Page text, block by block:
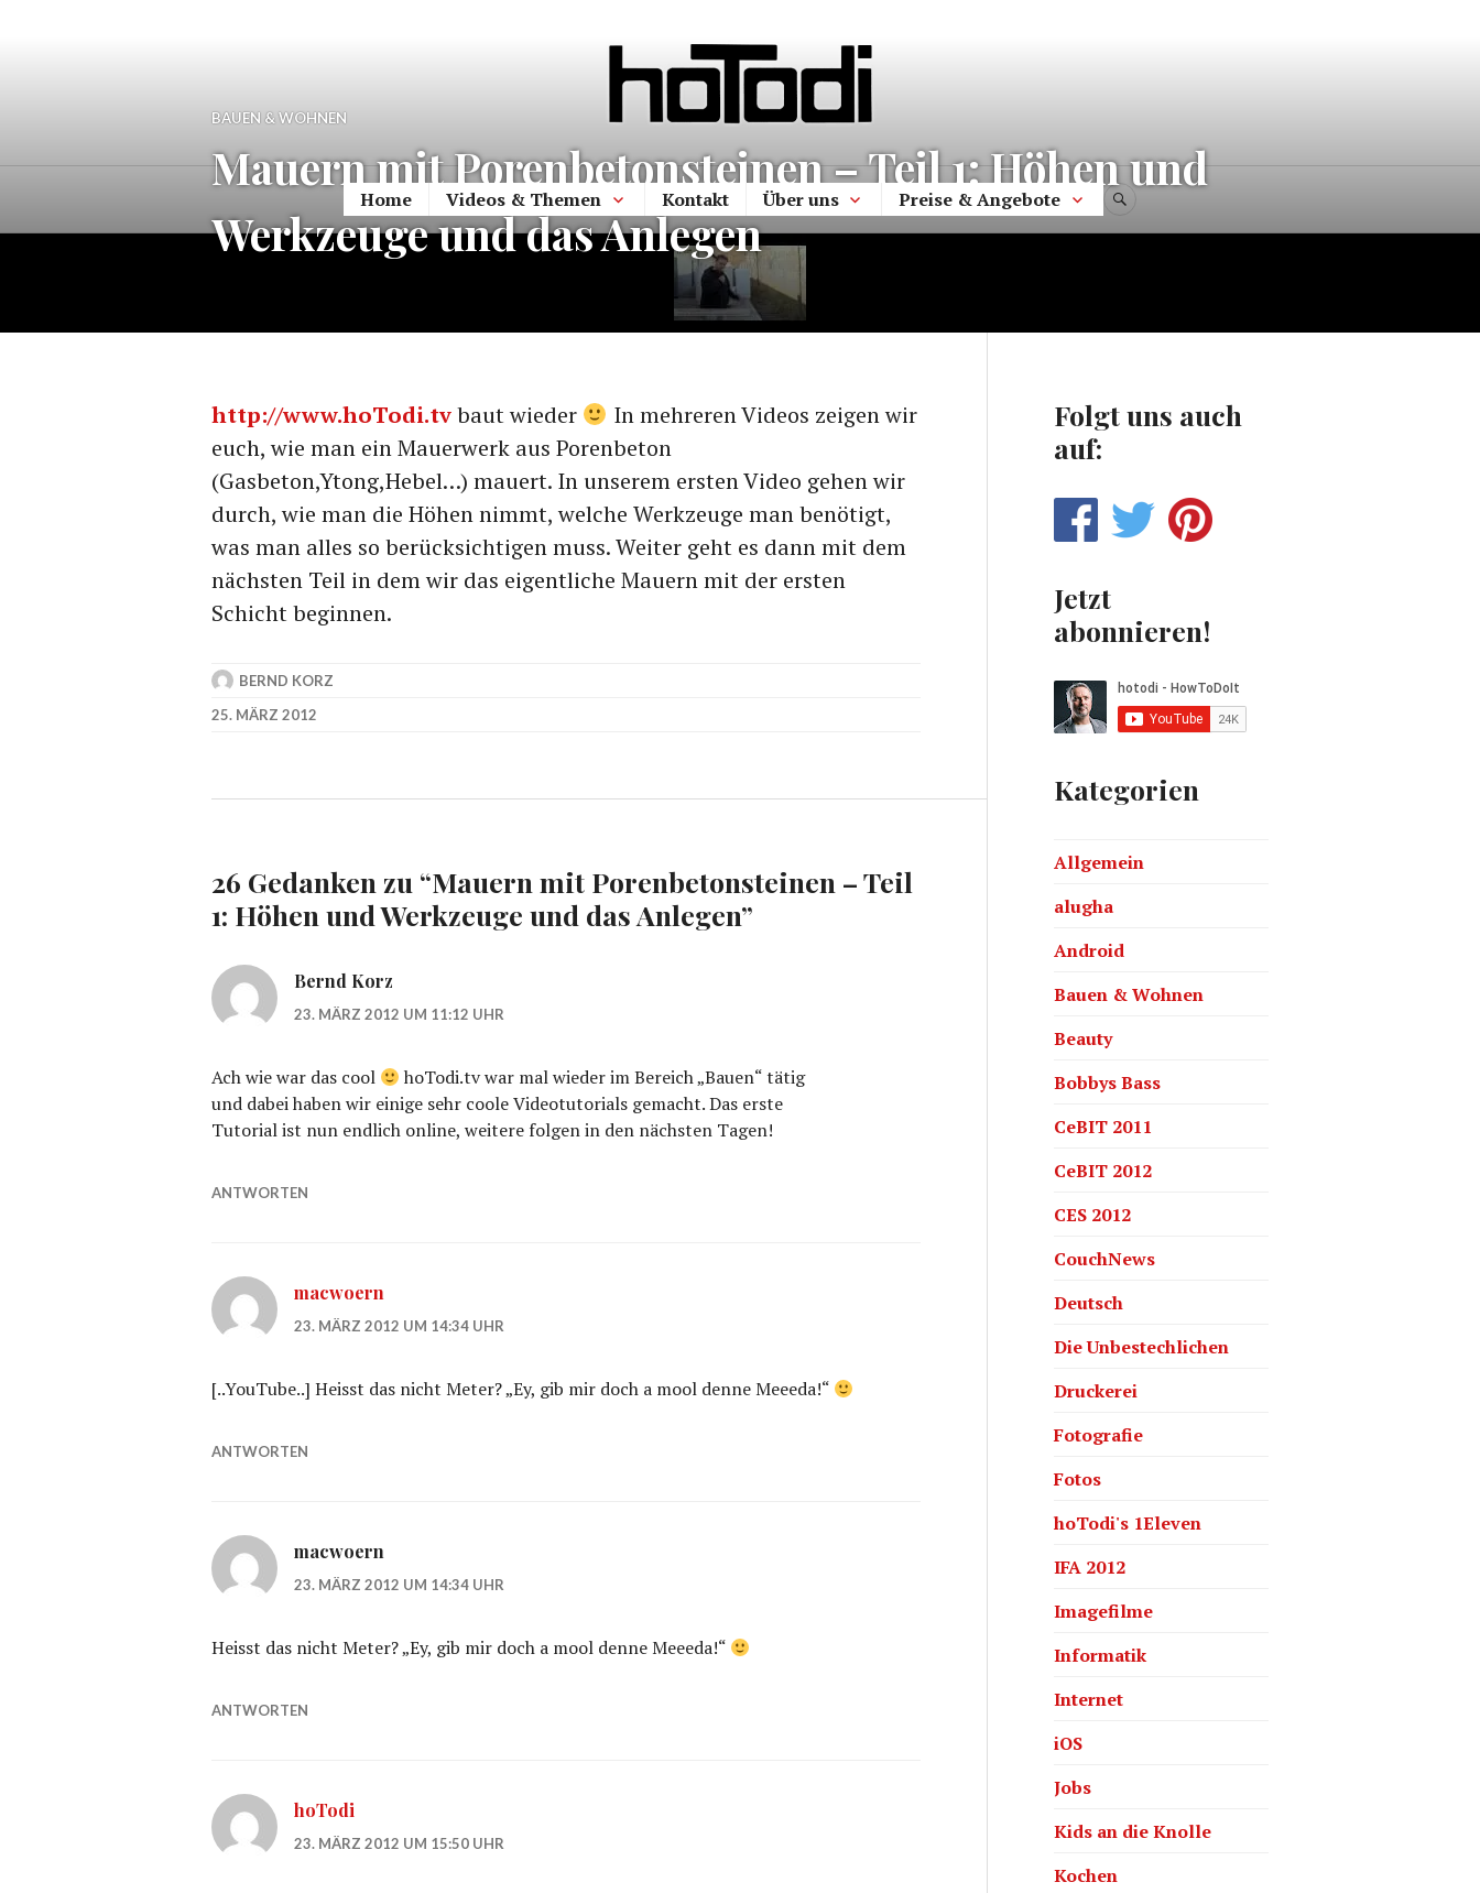
hoTodi
Home Videos & Themen Kontakt Über uns Preise & Angebote SUCHE
BAUEN & WOHNEN
Mauern mit Porenbetonsteinen – Teil 1: Höhen und
Werkzeuge und das Anlegen
http://www.hoTodi.tvbaut wieder
In mehreren Videos zeigen wir
euch, wie man ein Mauerwerk aus Porenbeton
(Gasbeton,Ytong,Hebel…) mauert. In unserem ersten Video gehen wir
durch, wie man die Höhen nimmt, welche Werkzeuge man benötigt,
was man alles so berücksichtigen muss. Weiter geht es dann mit dem
nächsten Teil in dem wir das eigentliche Mauern mit der ersten
Schicht beginnen.
BERND KORZ
25. MÄRZ 2012
26 Gedanken zu “Mauern mit Porenbetonsteinen – Teil
1: Höhen und Werkzeuge und das Anlegen”
Bernd Korz
23. MÄRZ 2012 UM 11:12 UHR
Ach wie war das cool
hoTodi.tv war mal wieder im Bereich „Bauen“ tätig
und dabei haben wir einige sehr coole Videotutorials gemacht. Das erste
Tutorial ist nun endlich online, weitere folgen in den nächsten Tagen!
ANTWORTEN
macwoern
23. MÄRZ 2012 UM 14:34 UHR
[..YouTube..] Heisst das nicht Meter? „Ey, gib mir doch a mool denne Meeeda!“
ANTWORTEN
macwoern
23. MÄRZ 2012 UM 14:34 UHR
Heisst das nicht Meter? „Ey, gib mir doch a mool denne Meeeda!“
ANTWORTEN
hoTodi
23. MÄRZ 2012 UM 15:50 UHR
Folgt uns auch
auf:
Jetzt
abonnieren!
Kategorien
Allgemein
alugha
Android
Bauen & Wohnen
Beauty
Bobbys Bass
CeBIT 2011
CeBIT 2012
CES 2012
CouchNews
Deutsch
Die Unbestechlichen
Druckerei
Fotografie
Fotos
hoTodi's 1Eleven
IFA 2012
Imagefilme
Informatik
Internet
iOS
Jobs
Kids an die Knolle
Kochen